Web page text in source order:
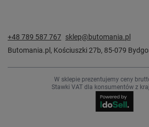
+48 789 587 767 sklep@butomania.pl
Butomania.pl , Kościuszki 27b, 85-079
W sklepie prezentujemy ceny
Stawki VAT dla konsumentów z